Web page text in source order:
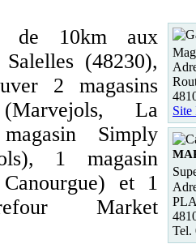
de 10km aux
(48230),
2 magasins
La
Simply
1 magasin
et 1
Market
Site
Tel.